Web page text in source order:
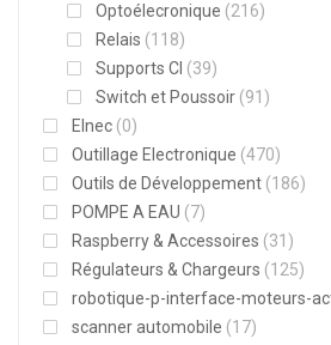
Optoélecronique (216)
Relais (118)
Supports CI (39)
Switch et Poussoir (91)
Elnec (0)
Outillage Electronique (470)
Outils de Développement (186)
POMPE A EAU (7)
Raspberry & Accessoires (31)
Régulateurs & Chargeurs (125)
robotique-p-interface-moteurs-
scanner automobile (17)